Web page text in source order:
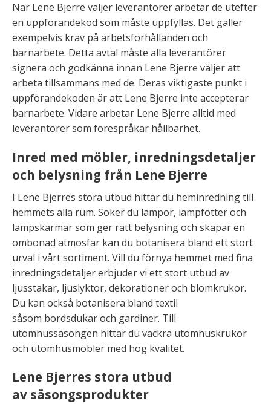
När Lene Bjerre väljer leverantörer arbetar de utefter
en uppförandekod som måste uppfyllas. Det gäller
exempelvis krav på arbetsförhållanden och
barnarbete. Detta avtal måste alla leverantörer
signera och godkänna innan Lene Bjerre väljer att
arbeta tillsammans med de. Deras viktigaste punkt i
uppförandekoden är att Lene Bjerre inte accepterar
barnarbete. Vidare arbetar Lene Bjerre alltid med
leverantörer som förespråkar hållbarhet.
Inred med möbler, inredningsdetaljer
och belysning från Lene Bjerre
I Lene Bjerres stora utbud hittar du heminredning till
hemmets alla rum. Söker du lampor, lampfötter och
lampskärmar som ger rätt belysning och skapar en
ombonad atmosfär kan du botanisera bland ett stort
urval i vårt sortiment. Vill du förnya hemmet med fina
inredningsdetaljer erbjuder vi ett stort utbud av
ljusstakar, ljuslyktor, dekorationer och blomkrukor.
Du kan också botanisera bland textil
såsom bordsdukar och gardiner. Till
utomhussäsongen hittar du vackra utomhuskrukor
och utomhusmöbler med hög kvalitet.
Lene Bjerres stora utbud
av säsongsprodukter